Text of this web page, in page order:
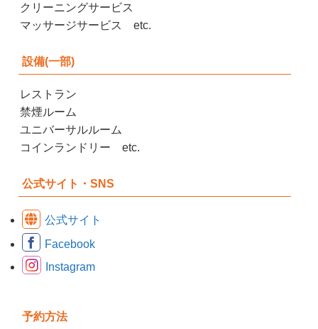
クリーニングサービス
マッサージサービス etc.
設備(一部)
レストラン
禁煙ルーム
ユニバーサルルーム
コインランドリー etc.
公式サイト・SNS
公式サイト
Facebook
Instagram
予約方法